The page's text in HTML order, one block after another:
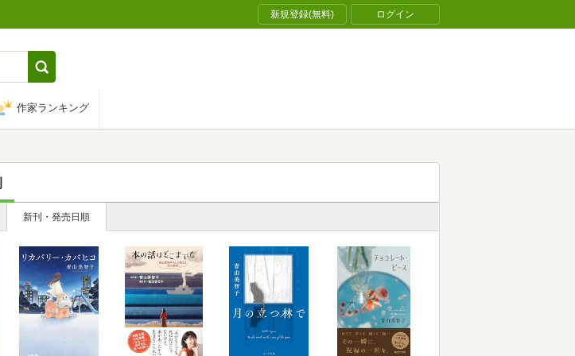
新規登録(無料) ログイン
作家ランキング
新刊・発売日順